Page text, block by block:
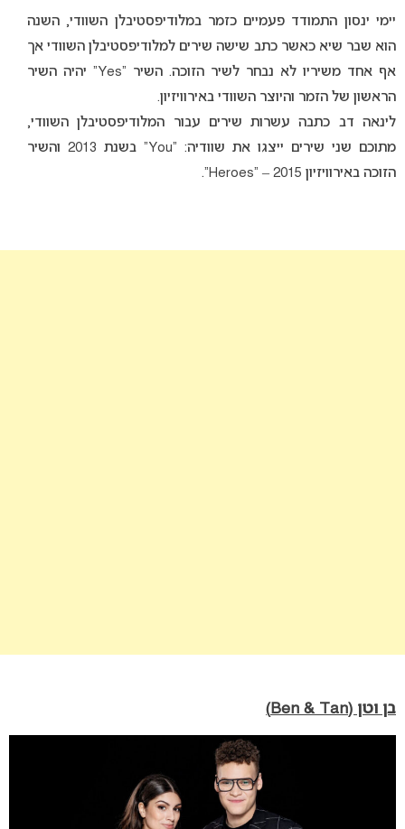
יימי ינסון התמודד פעמיים כזמר במלודיפסטיבלן השוודי, השנה
הוא שבר שיא כאשר כתב שישה שירים למלודיפסטיבלן השוודי אך
אף אחד משיריו לא נבחר לשיר הזוכה. השיר “Yes” יהיה השיר
הראשון של הזמר והיוצר השוודי באירוויזיון.
לינאה דב כתבה עשרות שירים עבור המלודיפסטיבלן השוודי,
מתוכם שני שירים ייצגו את שוודיה: “You” בשנת 2013 והשיר
הזוכה באירוויזיון 2015 – “Heroes”.
בן וטן (Ben & Tan)